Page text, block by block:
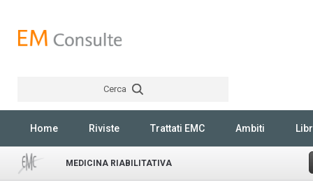
Cerca
Home Riviste Trattati EMC Ambiti
MEDICINA RIABILITATIVA